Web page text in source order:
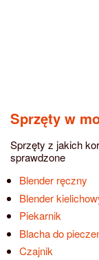
Sprzęty w
Sprzęty z jakich
sprawdzone
Blender ręczny
Blender
Piekarnik
Blacha do
Czajnik